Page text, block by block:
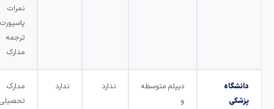
نمرات
پاسپورت
ترجمه
مدارک
دانشگاه
پزشکی
دیپلم متوسطه
مدارک
تحصیلی